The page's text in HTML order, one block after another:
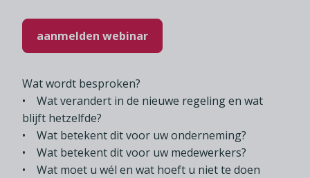
aanmelden webinar
Wat wordt besproken?
• Wat verandert in de nieuwe regeling en wat
blijft hetzelfde?
• Wat betekent dit voor uw onderneming?
• Wat betekent dit voor uw medewerkers?
• Wat moet u wél en wat hoeft u niet te doen